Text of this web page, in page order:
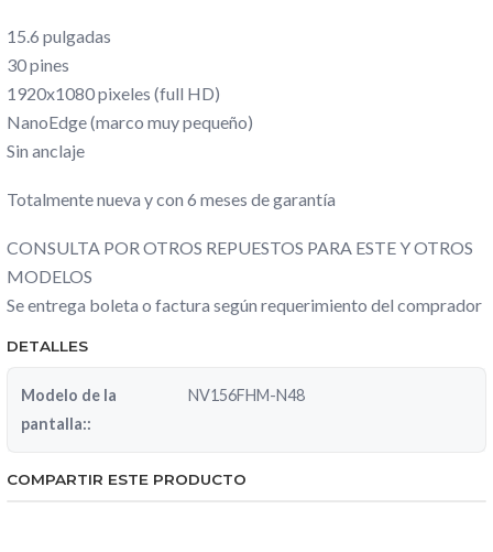
15.6 pulgadas
30 pines
1920x1080 pixeles (full HD)
NanoEdge (marco muy pequeño)
Sin anclaje
Totalmente nueva y con 6 meses de garantía
CONSULTA POR OTROS REPUESTOS PARA ESTE Y OTROS
MODELOS
Se entrega boleta o factura según requerimiento del comprador
DETALLES
Modelo de la
pantalla::
NV156FHM-N48
COMPARTIR ESTE PRODUCTO